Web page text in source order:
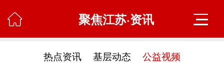
 聚焦江苏·资讯
热点资讯 基层动态 公益视频